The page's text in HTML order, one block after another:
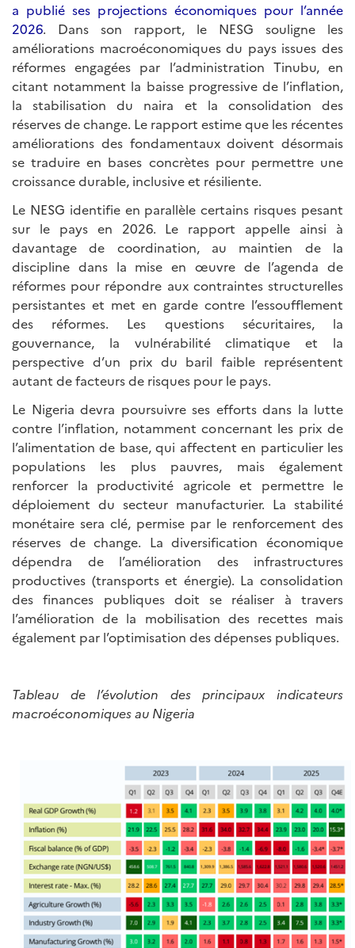
a publié ses projections économiques pour l’année
2026. Dans son rapport, le NESG souligne les
améliorations macroéconomiques du pays issues des
réformes engagées par l’administration Tinubu, en
citant notamment la baisse progressive de l’inflation,
la stabilisation du naira et la consolidation des
réserves de change. Le rapport estime que les récentes
améliorations des fondamentaux doivent désormais
se traduire en bases concrètes pour permettre une
croissance durable, inclusive et résiliente.
Le NESG identifie en parallèle certains risques pesant
sur le pays en 2026. Le rapport appelle ainsi à
davantage de coordination, au maintien de la
discipline dans la mise en œuvre de l’agenda de
réformes pour répondre aux contraintes structurelles
persistantes et met en garde contre l’essoufflement
des réformes. Les questions sécuritaires, la
gouvernance, la vulnérabilité climatique et la
perspective d’un prix du baril faible représentent
autant de facteurs de risques pour le pays.
Le Nigeria devra poursuivre ses efforts dans la lutte
contre l’inflation, notamment concernant les prix de
l’alimentation de base, qui affectent en particulier les
populations les plus pauvres, mais également
renforcer la productivité agricole et permettre le
déploiement du secteur manufacturier. La stabilité
monétaire sera clé, permise par le renforcement des
réserves de change. La diversification économique
dépendra de l’amélioration des infrastructures
productives (transports et énergie). La consolidation
des finances publiques doit se réaliser à travers
l’amélioration de la mobilisation des recettes mais
également par l’optimisation des dépenses publiques.
Tableau de l’évolution des principaux indicateurs
macroéconomiques au Nigeria